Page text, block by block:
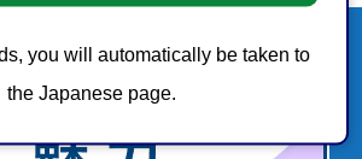
you will automatically be taken to
the Japanese page.